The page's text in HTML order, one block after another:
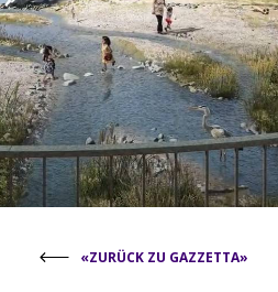
«ZURÜCK ZU GAZZETTA»